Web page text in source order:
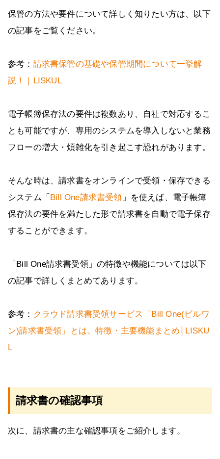
保管の方法や要件について詳しく知りたい方は、以下
の記事をご覧ください。
参考： 請求書保管の基礎や保管期間について一挙解
説！｜LISKUL
電子帳簿保存法の要件は複数あり、自社で対応するこ
とも可能ですが、専用のシステムを導入しないと業務
フローの増大・煩雑化を引き起こす恐れがあります。
そんな時は、請求書をオンラインで受領・保存できる
システム「 Bill One請求書受領 」を使えば、電子帳簿
保存法の要件を満たした形で請求書を自動で電子保存
することができます。
「Bill One請求書受領」の特徴や機能については以下
の記事で詳しくまとめてあります。
参考： クラウド請求書受領サービス「Bill One(ビルワ
ン)請求書受領」とは。特徴・主要機能まとめ│LISKU
L
請求書の確認事項
次に、請求書の主な確認事項をご紹介します。